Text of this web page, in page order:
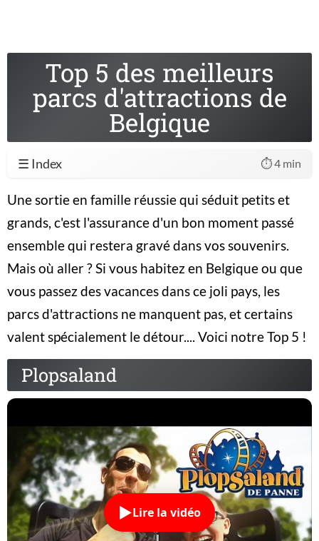
Top 5 des meilleurs
parcs d'attractions de
Belgique
☰ Index ⏱️ 4 min
Une sortie en famille réussie qui séduit petits et
grands, c'est l'assurance d'un bon moment passé
ensemble qui restera gravé dans vos souvenirs.
Mais où aller ? Si vous habitez en Belgique ou que
vous passez des vacances dans ce joli pays, les
parcs d'attractions ne manquent pas, et certains
valent spécialement le détour.... Voici notre Top 5 !
Plopsaland
Lire la vidéo